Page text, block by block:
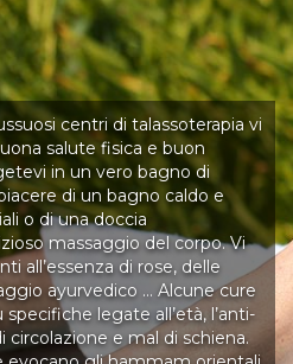
centri di talassoterapia vi
salute fisica e buon
in un vero bagno di
di un bagno caldo e
o di una doccia
massaggio del corpo. Vi
all’essenza di rose, delle
ayurvedico … Alcune cure
legate all’età, l’anti-
circolazione e mal di schiena.